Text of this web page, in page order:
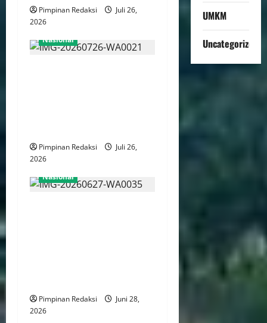
Pimpinan Redaksi
Juli 26,
2026
Nasional
Pimpinan Redaksi
Juli 26,
2026
Nasional
Pimpinan Redaksi
Juni 28,
2026
UMKM
Uncategorized